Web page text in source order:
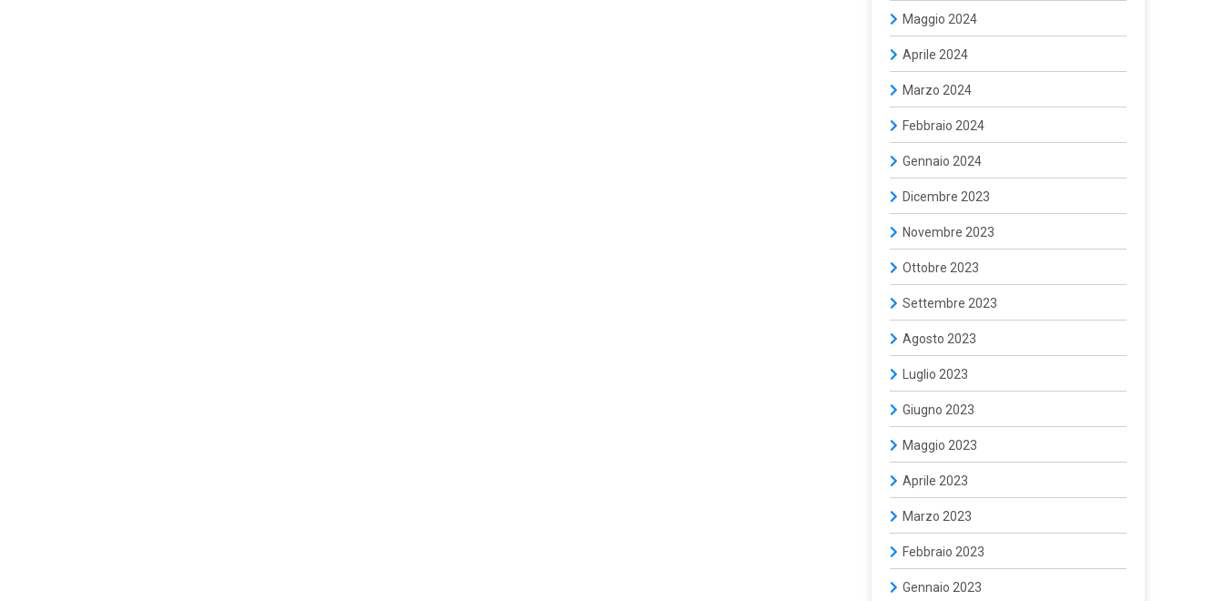
Maggio 2024
Aprile 2024
Marzo 2024
Febbraio 2024
Gennaio 2024
Dicembre 2023
Novembre 2023
Ottobre 2023
Settembre 2023
Agosto 2023
Luglio 2023
Giugno 2023
Maggio 2023
Aprile 2023
Marzo 2023
Febbraio 2023
Gennaio 2023